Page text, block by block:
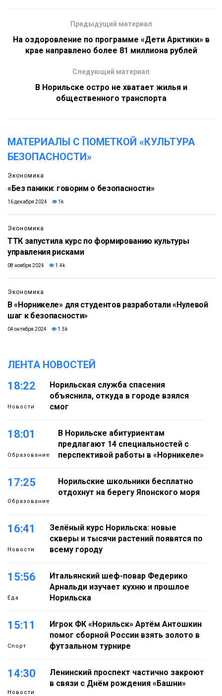
Предыдущий материал
На оздоровление по программе «Дети Арктики» в
крае направлено более 81 миллиона рублей
Следующий материал
В Норильске остро не хватает жилья и
общественного транспорта
МАТЕРИАЛЫ С ПОМЕТКОЙ «КУЛЬТУРА
БЕЗОПАСНОСТИ»
Экономика
«Без паники: говорим о безопасности»
16 декабря 2024 1k
Экономика
ТТК запустила курс по формированию культуры
управления рисками
08 ноября 2024 1.4k
Экономика
В «Норникеле» для студентов разработали «Нулевой
шаг к безопасности»
04 октября 2024 1.5k
ЛЕНТА НОВОСТЕЙ
18:22
Новости
Норильская служба спасения
объяснила, откуда в городе взялся
смог
18:01
Образование
В Норильске абитуриентам
предлагают 14 специальностей с
перспективой работы в «Норникеле»
17:25
Образование
Норильские школьники бесплатно
отдохнут на берегу Японского моря
16:41
Новости
Зелёный курс Норильска: новые
скверы и тысячи растений появятся по
всему городу
15:56
Еда
Итальянский шеф-повар Федерико
Арнальди изучает кухню и прошлое
Норильска
15:11
Спорт
Игрок ФК «Норильск» Артём Антошкин
помог сборной России взять золото в
футзальном турнире
14:30
Новости
Ленинский проспект частично закроют
в связи с Днём рождения «Башни»